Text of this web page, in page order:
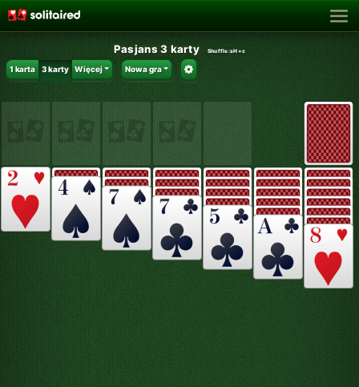
Pasjans 3 karty Shuffle:sH+c
1 karta 3 karty Więcej Nowa gra